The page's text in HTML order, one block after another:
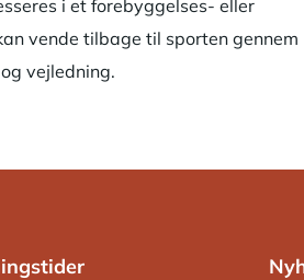
i et forebyggelses- eller
vende tilbage til sporten gennem
vejledning.